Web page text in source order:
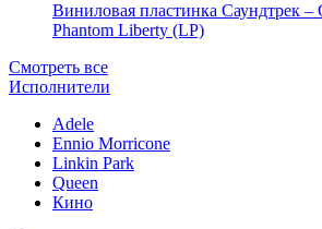
Виниловая пластинка Саундтрек –
Phantom Liberty (LP)
Смотреть все
Исполнители
Adele
Ennio Morricone
Linkin Park
Queen
Кино